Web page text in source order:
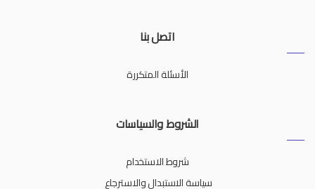
اتصل بنا
الأسئلة المتكررة
الشروط والسياسات
شروط الاستخدام
سياسة الاستبدال والاسترجاع